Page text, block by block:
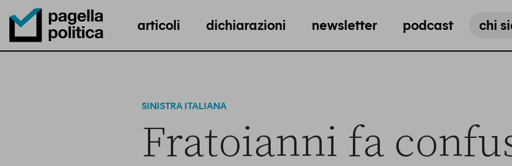
Pagella Politica Logo
articoli dichiarazioni newsletter podcast chi
SINISTRA ITALIANA
Fratoianni fa